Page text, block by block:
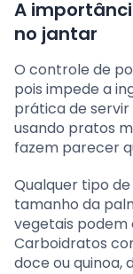
A
no jantar
O controle de
pois impede a
prática de
usando pratos
fazem parecer
Qualquer tipo
tamanho da
vegetais
Carboidratos
doce ou quinoa,